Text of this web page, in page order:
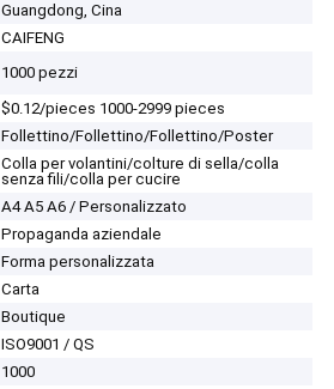
Guangdong, Cina
CAIFENG
1000 pezzi
$0.12/pieces 1000-2999 pieces
Follettino/Follettino/Follettino/Poster
Colla per volantini/colture di sella/colla
senza fili/colla per cucire
A4 A5 A6 / Personalizzato
Propaganda aziendale
Forma personalizzata
Carta
Boutique
ISO9001 / QS
1000